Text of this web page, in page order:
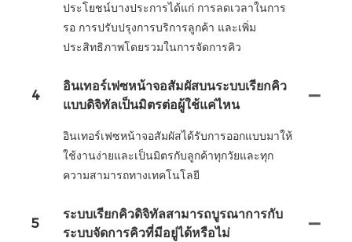
ประโยชน์บางประการได้แก่ การลดเวลาในการ
รอ การปรับปรุงการบริการลูกค้า และเพิ่ม
ประสิทธิภาพโดยรวมในการจัดการคิว
4
อินเทอร์เฟซหน้าจอสัมผัสบนระบบเรียกคิว
แบบดิจิทัลเป็นมิตรต่อผู้ใช้แค่ไหน
อินเทอร์เฟซหน้าจอสัมผัสได้รับการออกแบบมาให้
ใช้งานง่ายและเป็นมิตรกับลูกค้าทุกวัยและทุก
ความสามารถทางเทคโนโลยี
5
ระบบเรียกคิวดิจิทัลสามารถบูรณาการกับ
ระบบจัดการคิวที่มีอยู่ได้หรือไม่